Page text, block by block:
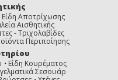
Είδη Αποτρίχωσης
Αισθητικής
- Τριχολαβίδες
Περιποίησης
Είδη Κουρέματος
Σεσουάρ